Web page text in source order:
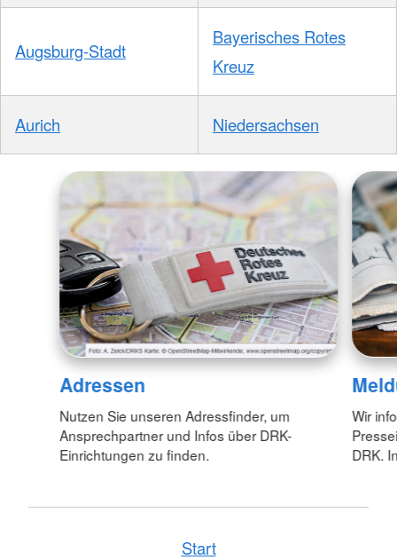
Augsburg-Stadt
Bayerisches Rotes
Kreuz
Aurich Niedersachsen
Adressen
Nutzen Sie unseren Adressfinder, um
Ansprechpartner und Infos über DRK-
Einrichtungen zu finden.
Wir
DRK.
Start